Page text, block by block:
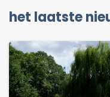
het laatste